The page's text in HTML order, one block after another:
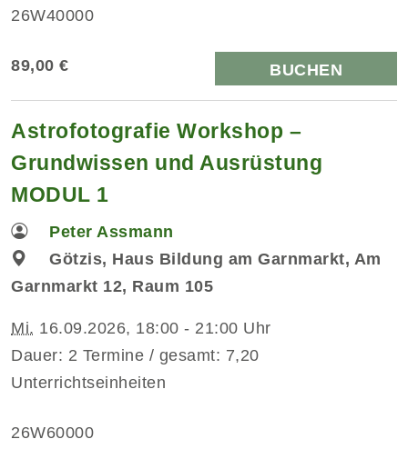
26W40000
89,00 € BUCHEN
Astrofotografie Workshop –
Grundwissen und Ausrüstung
MODUL 1
Peter Assmann
Götzis, Haus Bildung am Garnmarkt, Am
Garnmarkt 12, Raum 105
Mi. 16.09.2026, 18:00 - 21:00 Uhr
Dauer: 2 Termine / gesamt: 7,20
Unterrichtseinheiten
26W60000